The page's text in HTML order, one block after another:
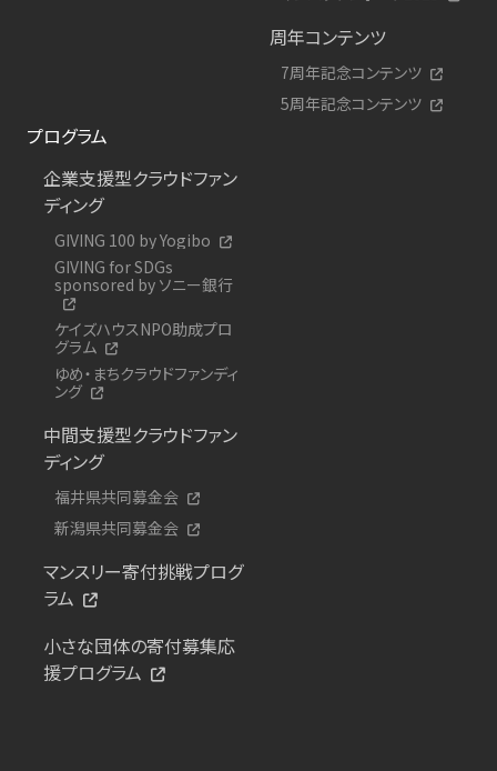
周年コンテンツ
7周年記念コンテンツ
5周年記念コンテンツ
プログラム
企業支援型クラウドファン
ディング
GIVING 100 by Yogibo
GIVING for SDGs
sponsored by ソニー銀行
ケイズハウスNPO助成プロ
グラム
ゆめ・まちクラウドファンディ
ング
中間支援型クラウドファン
ディング
福井県共同募金会
新潟県共同募金会
マンスリー寄付挑戦プログ
ラム
小さな団体の寄付募集応
援プログラム